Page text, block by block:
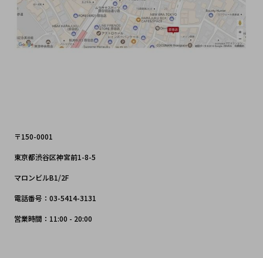
〒150-0001
東京都渋谷区神宮前1-8-5
マロンビルB1/2F
電話番号：03-5414-3131
営業時間：11:00 - 20:00